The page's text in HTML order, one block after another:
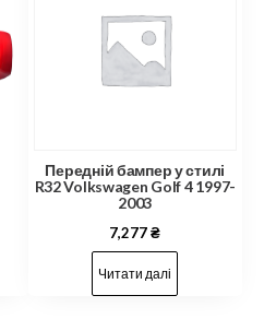
Передній бампер у стилі
R32 Volkswagen Golf 4 1997-
2003
7,277₴
Читати далі